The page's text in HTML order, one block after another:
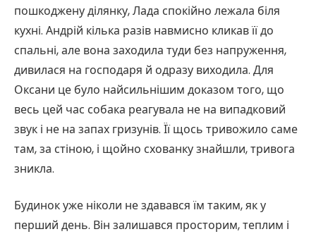
пошкоджену ділянку, Лада спокійно лежала біля
кухні. Андрій кілька разів навмисно кликав її до
спальні, але вона заходила туди без напруження,
дивилася на господаря й одразу виходила. Для
Оксани це було найсильнішим доказом того, що
весь цей час собака реагувала не на випадковий
звук і не на запах гризунів. Її щось тривожило саме
там, за стіною, і щойно схованку знайшли, тривога
зникла.
Будинок уже ніколи не здавався їм таким, як у
перший день. Він залишався просторим, теплим і